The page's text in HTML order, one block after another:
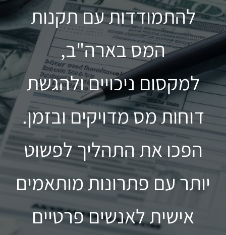
להתמודדות עם תקנות
המס בארה"ב,
למקסום ניכויים ולהגשת
דוחות מס מדויקים ובזמן.
הפכו את התהליך לפשוט
יותר עם פתרונות מותאמים
אישית לאנשים פרטיים